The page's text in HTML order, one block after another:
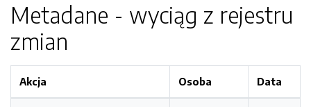
Metadane - wyciąg z rejestru
zmian
Akcja Osoba Data